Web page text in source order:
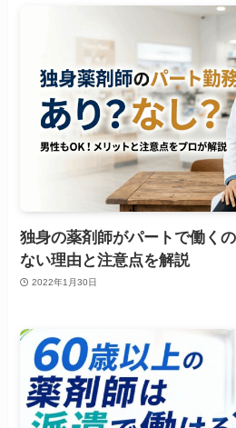
独身の薬剤師がパートで働く
ない理由と注意点を解説
2022年1月30日